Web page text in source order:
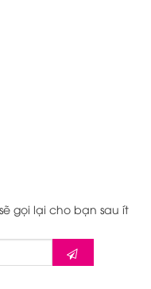
gọi lại cho bạn sau ít